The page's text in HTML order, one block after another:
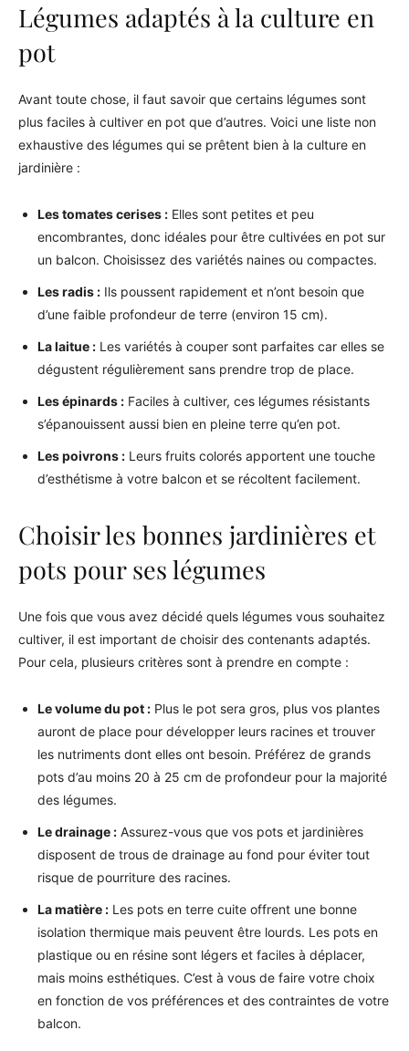
Légumes adaptés à la culture en
pot
Avant toute chose, il faut savoir que certains légumes sont
plus faciles à cultiver en pot que d’autres. Voici une liste non
exhaustive des légumes qui se prêtent bien à la culture en
jardinière :
Les tomates cerises : Elles sont petites et peu
encombrantes, donc idéales pour être cultivées en pot sur
un balcon. Choisissez des variétés naines ou compactes.
Les radis : Ils poussent rapidement et n’ont besoin que
d’une faible profondeur de terre (environ 15 cm).
La laitue : Les variétés à couper sont parfaites car elles se
dégustent régulièrement sans prendre trop de place.
Les épinards : Faciles à cultiver, ces légumes résistants
s’épanouissent aussi bien en pleine terre qu’en pot.
Les poivrons : Leurs fruits colorés apportent une touche
d’esthétisme à votre balcon et se récoltent facilement.
Choisir les bonnes jardinières et
pots pour ses légumes
Une fois que vous avez décidé quels légumes vous souhaitez
cultiver, il est important de choisir des contenants adaptés.
Pour cela, plusieurs critères sont à prendre en compte :
Le volume du pot : Plus le pot sera gros, plus vos plantes
auront de place pour développer leurs racines et trouver
les nutriments dont elles ont besoin. Préférez de grands
pots d’au moins 20 à 25 cm de profondeur pour la majorité
des légumes.
Le drainage : Assurez-vous que vos pots et jardinières
disposent de trous de drainage au fond pour éviter tout
risque de pourriture des racines.
La matière : Les pots en terre cuite offrent une bonne
isolation thermique mais peuvent être lourds. Les pots en
plastique ou en résine sont légers et faciles à déplacer,
mais moins esthétiques. C’est à vous de faire votre choix
en fonction de vos préférences et des contraintes de votre
balcon.